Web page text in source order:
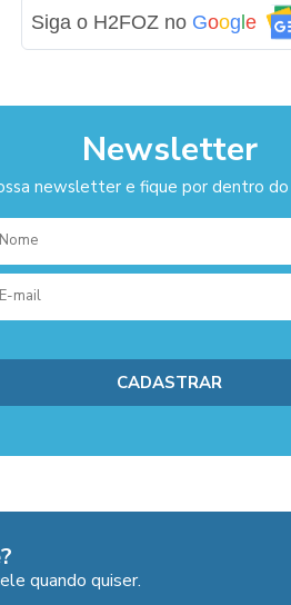
Siga o H2FOZ no Goog le
Newsletter
newsletter e fique por dentro
quando quiser.